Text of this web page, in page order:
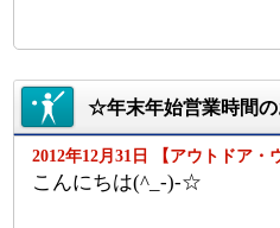
☆年末年始営業時間
2012年12月31日 【アウトドア・
こんにちは(^_-)-☆